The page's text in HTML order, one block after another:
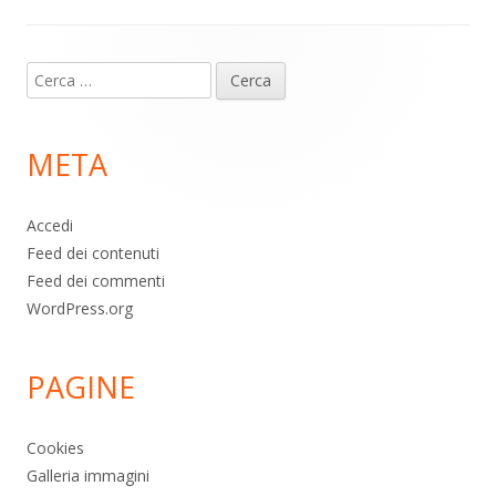
piè
pagina
Ricerca
per:
META
Accedi
Feed dei contenuti
Feed dei commenti
WordPress.org
PAGINE
Cookies
Galleria immagini